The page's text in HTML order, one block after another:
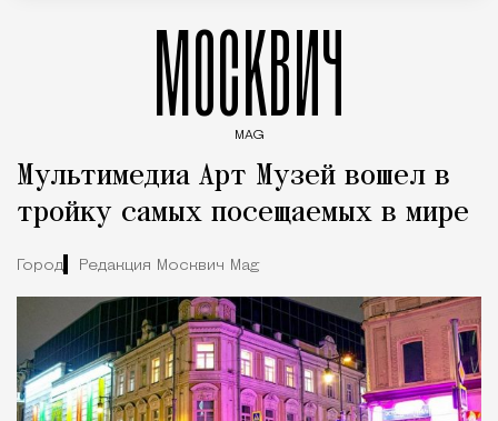
МОСКВИЧ
MAG
Мультимедиа Арт Музей вошел в
тройку самых посещаемых в мире
Город Редакция Москвич Mag